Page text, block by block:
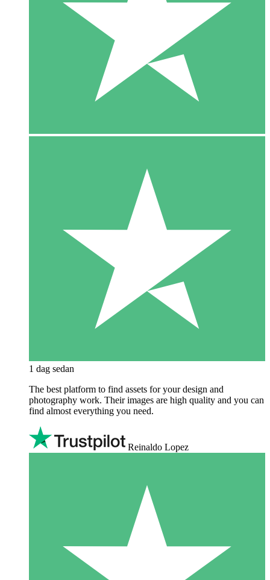
1 dag sedan
The best platform to find assets for your design and
photography work. Their images are high quality and you can
find almost everything you need.
Reinaldo Lopez